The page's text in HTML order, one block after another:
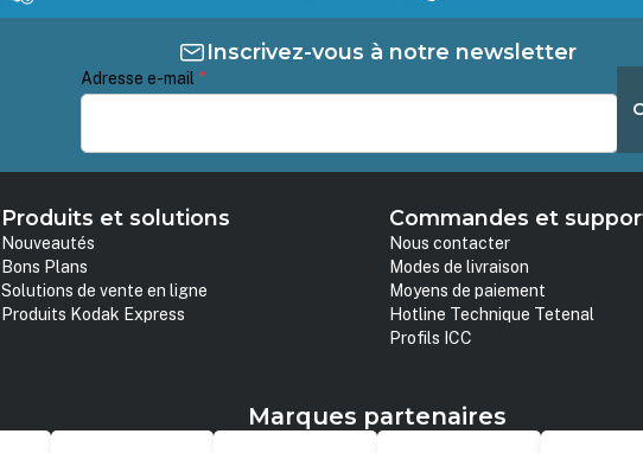
Inscrivez-vous à notre newsletter
Adresse e-mail *
Produits et solutions
Nouveautés
Bons Plans
Solutions de vente en ligne
Produits Kodak Express
Commandes et
Nous contacter
Modes de livraison
Moyens de paiement
Hotline Technique Tetenal
Profils ICC
Marques partenaires